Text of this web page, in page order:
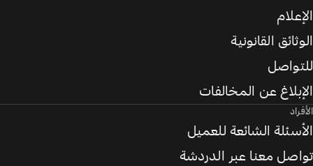
الإعلام
الوثائق القانونية
للتواصل
الإبلاغ عن المخالفات
الأفراد
الأسئلة الشائعة للعميل
تواصل معنا عبر الدردشة